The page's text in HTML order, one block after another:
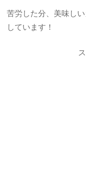
苦労した分、美味し
しています！